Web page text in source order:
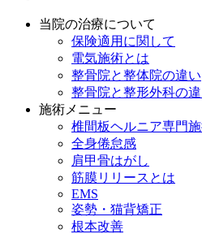
当院の治療について
保険適用に関して
電気施術とは
整骨院と整体院の違い
整骨院と整形外科の
施術メニュー
椎間板ヘルニア専門
全身倦怠感
肩甲骨はがし
筋膜リリースとは
EMS
姿勢・猫背矯正
根本改善